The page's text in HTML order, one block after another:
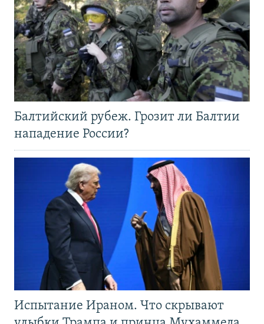
Балтийский рубеж. Грозит ли Балтии
нападение России?
Испытание Ираном. Что скрывают